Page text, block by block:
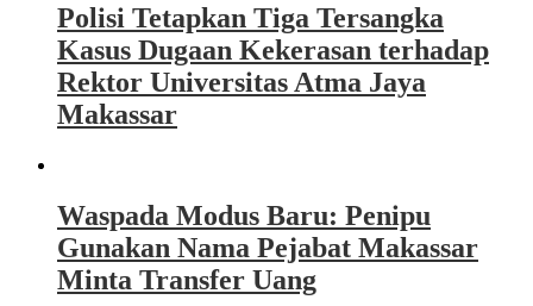
Polisi Tetapkan Tiga Tersangka
Kasus Dugaan Kekerasan terhadap
Rektor Universitas Atma Jaya
Makassar
Waspada Modus Baru: Penipu
Gunakan Nama Pejabat Makassar
Minta Transfer Uang